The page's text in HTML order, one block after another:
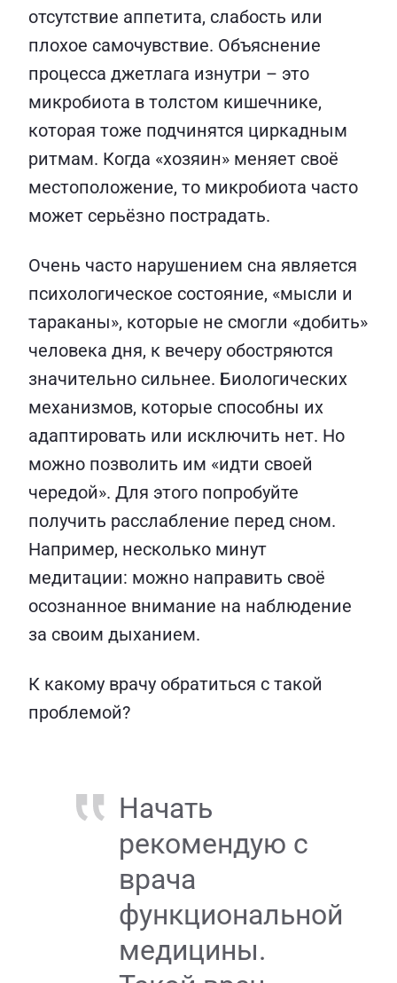
отсутствие аппетита, слабость или
плохое самочувствие. Объяснение
процесса джетлага изнутри – это
микробиота в толстом кишечнике,
которая тоже подчинятся циркадным
ритмам. Когда «хозяин» меняет своё
местоположение, то микробиота часто
может серьёзно пострадать.
Очень часто нарушением сна является
психологическое состояние, «мысли и
тараканы», которые не смогли «добить»
человека дня, к вечеру обостряются
значительно сильнее. Биологических
механизмов, которые способны их
адаптировать или исключить нет. Но
можно позволить им «идти своей
чередой». Для этого попробуйте
получить расслабление перед сном.
Например, несколько минут
медитации: можно направить своё
осознанное внимание на наблюдение
за своим дыханием.
К какому врачу обратиться с такой
проблемой?
Начать
рекомендую с
врача
функциональной
медицины.